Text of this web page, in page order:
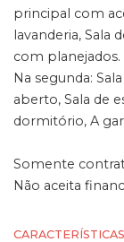
principal com
lavanderia, Sala
com planejados.
Na segunda:
aberto, Sala de
dormitório, A
Somente
Não aceita